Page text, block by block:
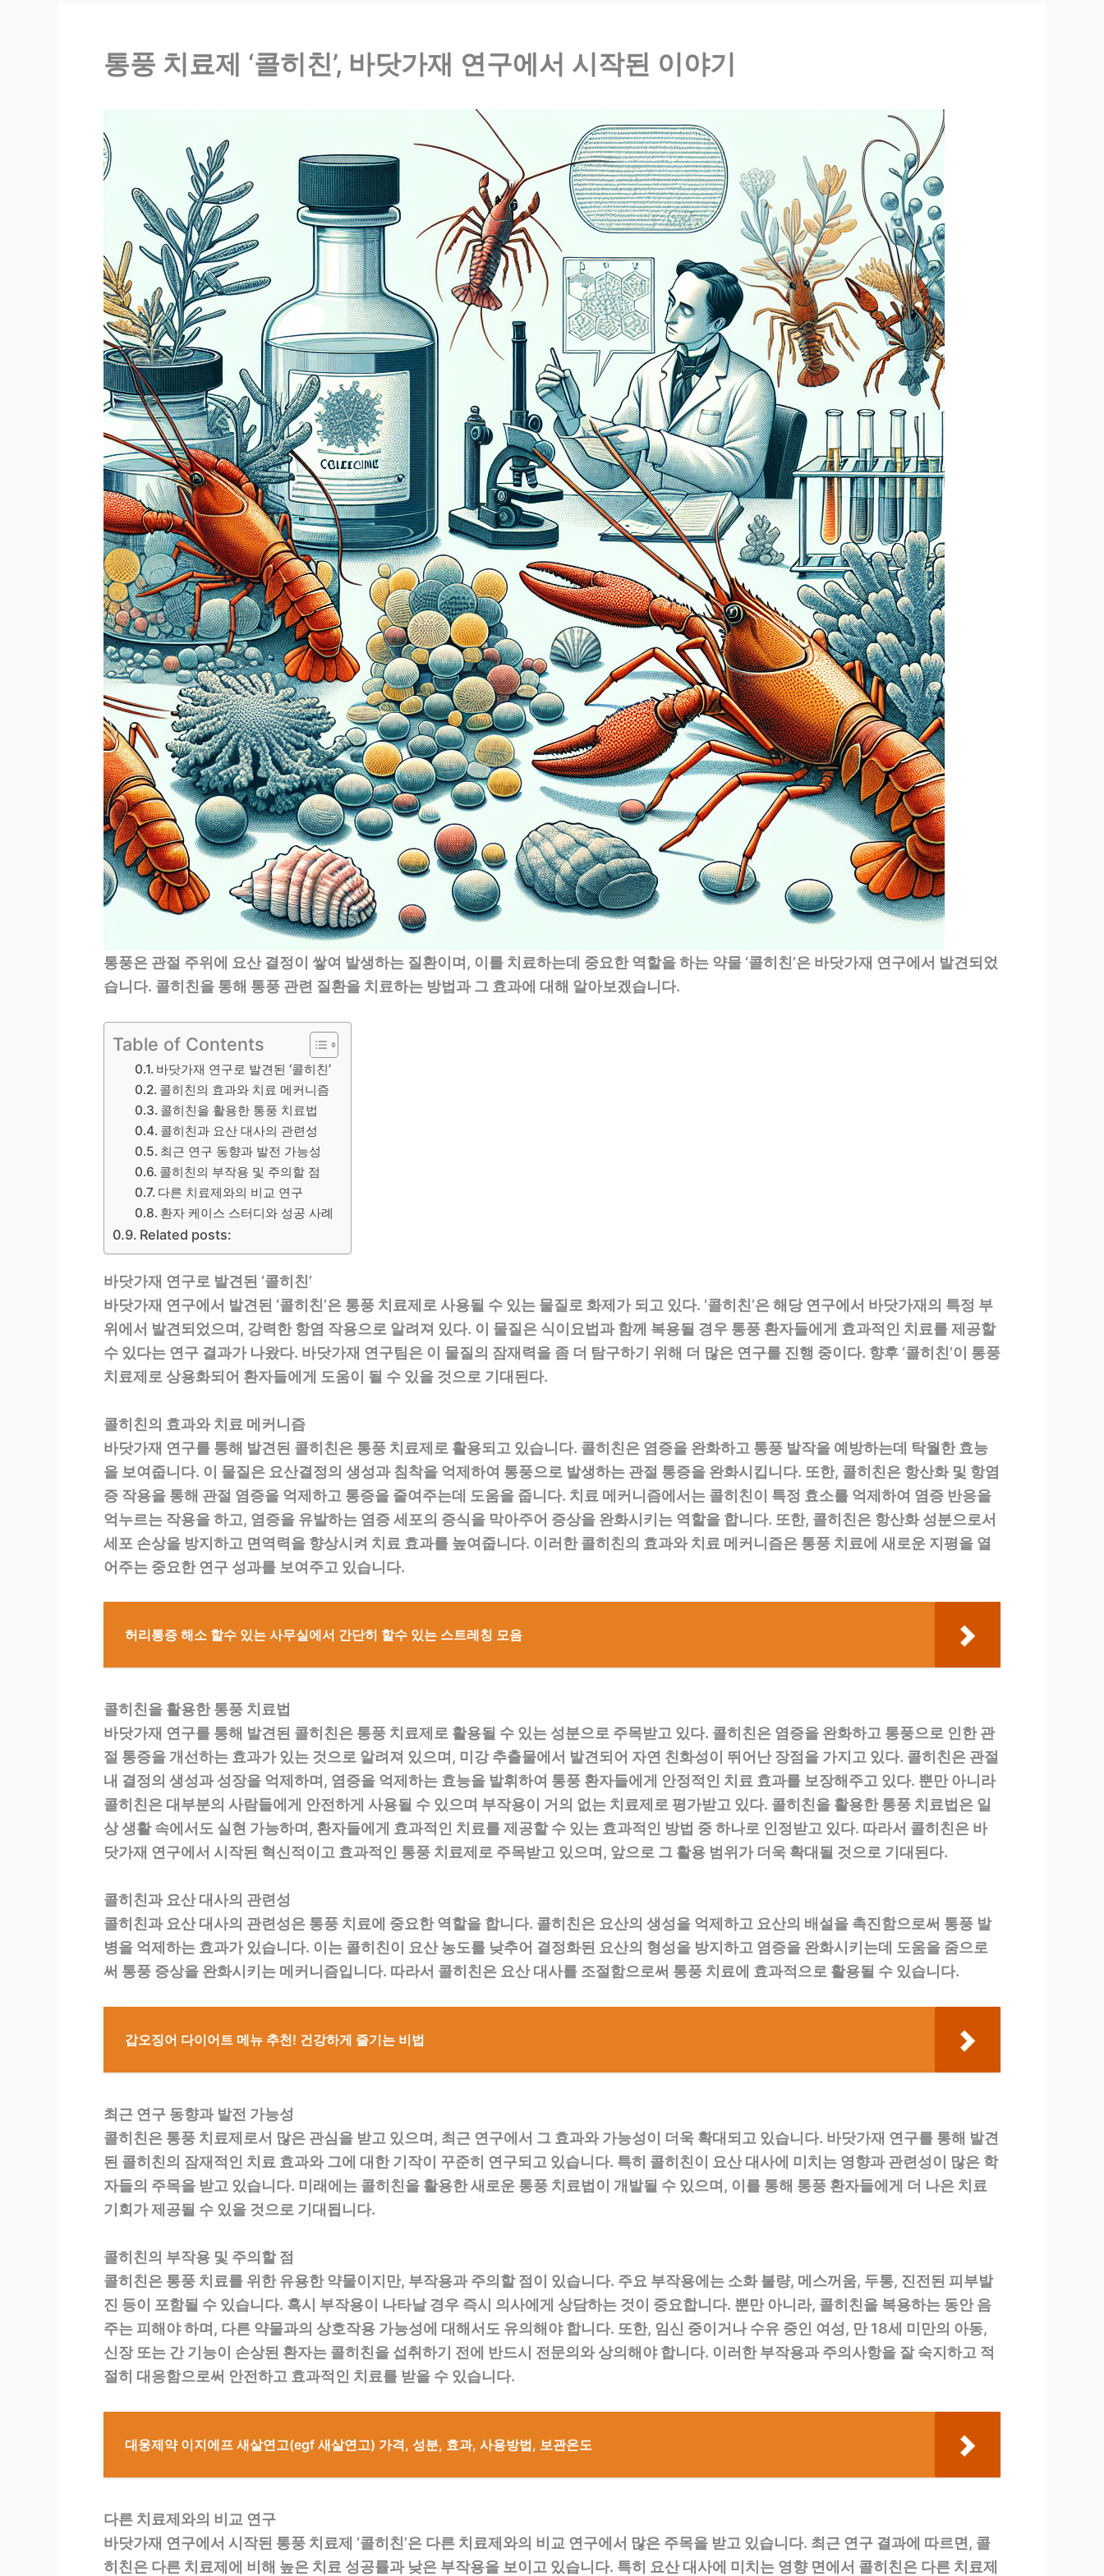
통풍 치료제 ‘콜히친’, 바닷가재 연구에서 시작된 이야기
통풍은 관절 주위에 요산 결정이 쌓여 발생하는 질환이며, 이를 치료하는데 중요한 역할을 하는 약물 ‘콜히친’은 바닷가재 연구에서 발견되었
습니다. 콜히친을 통해 통풍 관련 질환을 치료하는 방법과 그 효과에 대해 알아보겠습니다.
Table of Contents
바닷가재 연구로 발견된 ‘콜히친’
콜히친의 효과와 치료 메커니즘
콜히친을 활용한 통풍 치료법
콜히친과 요산 대사의 관련성
최근 연구 동향과 발전 가능성
콜히친의 부작용 및 주의할 점
다른 치료제와의 비교 연구
환자 케이스 스터디와 성공 사례
Related posts:
바닷가재 연구로 발견된 ‘콜히친’
바닷가재 연구에서 발견된 ‘콜히친’은 통풍 치료제로 사용될 수 있는 물질로 화제가 되고 있다. ‘콜히친’은 해당 연구에서 바닷가재의 특정 부
위에서 발견되었으며, 강력한 항염 작용으로 알려져 있다. 이 물질은 식이요법과 함께 복용될 경우 통풍 환자들에게 효과적인 치료를 제공할
수 있다는 연구 결과가 나왔다. 바닷가재 연구팀은 이 물질의 잠재력을 좀 더 탐구하기 위해 더 많은 연구를 진행 중이다. 향후 ‘콜히친’이 통풍
치료제로 상용화되어 환자들에게 도움이 될 수 있을 것으로 기대된다.
콜히친의 효과와 치료 메커니즘
바닷가재 연구를 통해 발견된 콜히친은 통풍 치료제로 활용되고 있습니다. 콜히친은 염증을 완화하고 통풍 발작을 예방하는데 탁월한 효능
을 보여줍니다. 이 물질은 요산결정의 생성과 침착을 억제하여 통풍으로 발생하는 관절 통증을 완화시킵니다. 또한, 콜히친은 항산화 및 항염
증 작용을 통해 관절 염증을 억제하고 통증을 줄여주는데 도움을 줍니다. 치료 메커니즘에서는 콜히친이 특정 효소를 억제하여 염증 반응을
억누르는 작용을 하고, 염증을 유발하는 염증 세포의 증식을 막아주어 증상을 완화시키는 역할을 합니다. 또한, 콜히친은 항산화 성분으로서
세포 손상을 방지하고 면역력을 향상시켜 치료 효과를 높여줍니다. 이러한 콜히친의 효과와 치료 메커니즘은 통풍 치료에 새로운 지평을 열
어주는 중요한 연구 성과를 보여주고 있습니다.
허리통증 해소 할수 있는 사무실에서 간단히 할수 있는 스트레칭 모음
콜히친을 활용한 통풍 치료법
바닷가재 연구를 통해 발견된 콜히친은 통풍 치료제로 활용될 수 있는 성분으로 주목받고 있다. 콜히친은 염증을 완화하고 통풍으로 인한 관
절 통증을 개선하는 효과가 있는 것으로 알려져 있으며, 미강 추출물에서 발견되어 자연 친화성이 뛰어난 장점을 가지고 있다. 콜히친은 관절
내 결정의 생성과 성장을 억제하며, 염증을 억제하는 효능을 발휘하여 통풍 환자들에게 안정적인 치료 효과를 보장해주고 있다. 뿐만 아니라
콜히친은 대부분의 사람들에게 안전하게 사용될 수 있으며 부작용이 거의 없는 치료제로 평가받고 있다. 콜히친을 활용한 통풍 치료법은 일
상 생활 속에서도 실현 가능하며, 환자들에게 효과적인 치료를 제공할 수 있는 효과적인 방법 중 하나로 인정받고 있다. 따라서 콜히친은 바
닷가재 연구에서 시작된 혁신적이고 효과적인 통풍 치료제로 주목받고 있으며, 앞으로 그 활용 범위가 더욱 확대될 것으로 기대된다.
콜히친과 요산 대사의 관련성
콜히친과 요산 대사의 관련성은 통풍 치료에 중요한 역할을 합니다. 콜히친은 요산의 생성을 억제하고 요산의 배설을 촉진함으로써 통풍 발
병을 억제하는 효과가 있습니다. 이는 콜히친이 요산 농도를 낮추어 결정화된 요산의 형성을 방지하고 염증을 완화시키는데 도움을 줌으로
써 통풍 증상을 완화시키는 메커니즘입니다. 따라서 콜히친은 요산 대사를 조절함으로써 통풍 치료에 효과적으로 활용될 수 있습니다.
갑오징어 다이어트 메뉴 추천! 건강하게 즐기는 비법
최근 연구 동향과 발전 가능성
콜히친은 통풍 치료제로서 많은 관심을 받고 있으며, 최근 연구에서 그 효과와 가능성이 더욱 확대되고 있습니다. 바닷가재 연구를 통해 발견
된 콜히친의 잠재적인 치료 효과와 그에 대한 기작이 꾸준히 연구되고 있습니다. 특히 콜히친이 요산 대사에 미치는 영향과 관련성이 많은 학
자들의 주목을 받고 있습니다. 미래에는 콜히친을 활용한 새로운 통풍 치료법이 개발될 수 있으며, 이를 통해 통풍 환자들에게 더 나은 치료
기회가 제공될 수 있을 것으로 기대됩니다.
콜히친의 부작용 및 주의할 점
콜히친은 통풍 치료를 위한 유용한 약물이지만, 부작용과 주의할 점이 있습니다. 주요 부작용에는 소화 불량, 메스꺼움, 두통, 진전된 피부발
진 등이 포함될 수 있습니다. 혹시 부작용이 나타날 경우 즉시 의사에게 상담하는 것이 중요합니다. 뿐만 아니라, 콜히친을 복용하는 동안 음
주는 피해야 하며, 다른 약물과의 상호작용 가능성에 대해서도 유의해야 합니다. 또한, 임신 중이거나 수유 중인 여성, 만 18세 미만의 아동,
신장 또는 간 기능이 손상된 환자는 콜히친을 섭취하기 전에 반드시 전문의와 상의해야 합니다. 이러한 부작용과 주의사항을 잘 숙지하고 적
절히 대응함으로써 안전하고 효과적인 치료를 받을 수 있습니다.
대웅제약 이지에프 새살연고(egf 새살연고) 가격, 성분, 효과, 사용방법, 보관온도
다른 치료제와의 비교 연구
바닷가재 연구에서 시작된 통풍 치료제 ‘콜히친’은 다른 치료제와의 비교 연구에서 많은 주목을 받고 있습니다. 최근 연구 결과에 따르면, 콜
히친은 다른 치료제에 비해 높은 치료 성공률과 낮은 부작용을 보이고 있습니다. 특히 요산 대사에 미치는 영향 면에서 콜히친은 다른 치료제